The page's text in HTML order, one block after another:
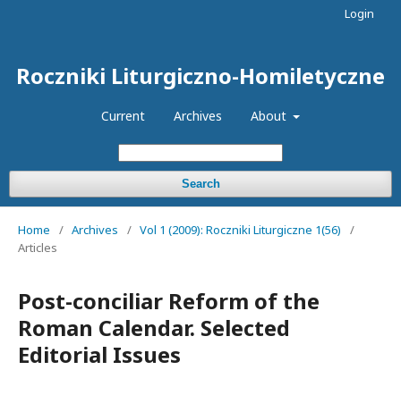
Roczniki Liturgiczno-Homiletyczne
Current Archives About
Search
Login
Home / Archives / Vol 1 (2009): Roczniki Liturgiczne 1(56)
/
Articles
Post-conciliar Reform of the
Roman Calendar. Selected
Editorial Issues